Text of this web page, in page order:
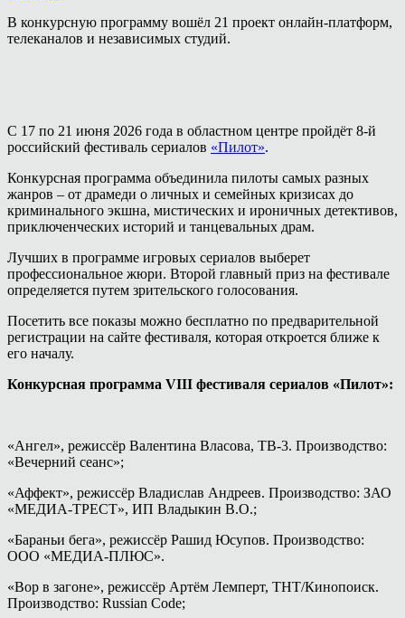
В конкурсную программу вошёл 21 проект онлайн-платформ,
телеканалов и независимых студий.
С 17 по 21 июня 2026 года в областном центре пройдёт 8-й
российский фестиваль сериалов «Пилот».
Конкурсная программа объединила пилоты самых разных
жанров – от драмеди о личных и семейных кризисах до
криминального экшна, мистических и ироничных детективов,
приключенческих историй и танцевальных драм.
Лучших в программе игровых сериалов выберет
профессиональное жюри. Второй главный приз на фестивале
определяется путем зрительского голосования.
Посетить все показы можно бесплатно по предварительной
регистрации на сайте фестиваля, которая откроется ближе к
его началу.
Конкурсная программа VIII фестиваля сериалов «Пилот»:
«Ангел», режиссёр Валентина Власова, ТВ-3. Производство:
«Вечерний сеанс»;
«Аффект», режиссёр Владислав Андреев. Производство: ЗАО
«МЕДИА-ТРЕСТ», ИП Владыкин В.О.;
«Бараньи бега», режиссёр Рашид Юсупов. Производство:
ООО «МЕДИА-ПЛЮС».
«Вор в загоне», режиссёр Артём Лемперт, ТНТ/Кинопоиск.
Производство: Russian Code;